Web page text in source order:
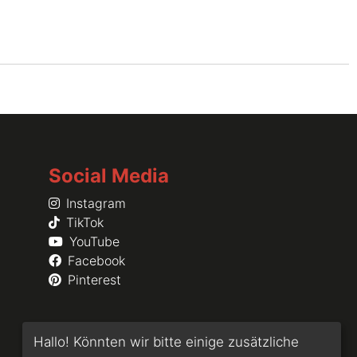
Social Media
Instagram
TikTok
YouTube
Facebook
Pinterest
Hallo! Könnten wir bitte einige zusätzliche